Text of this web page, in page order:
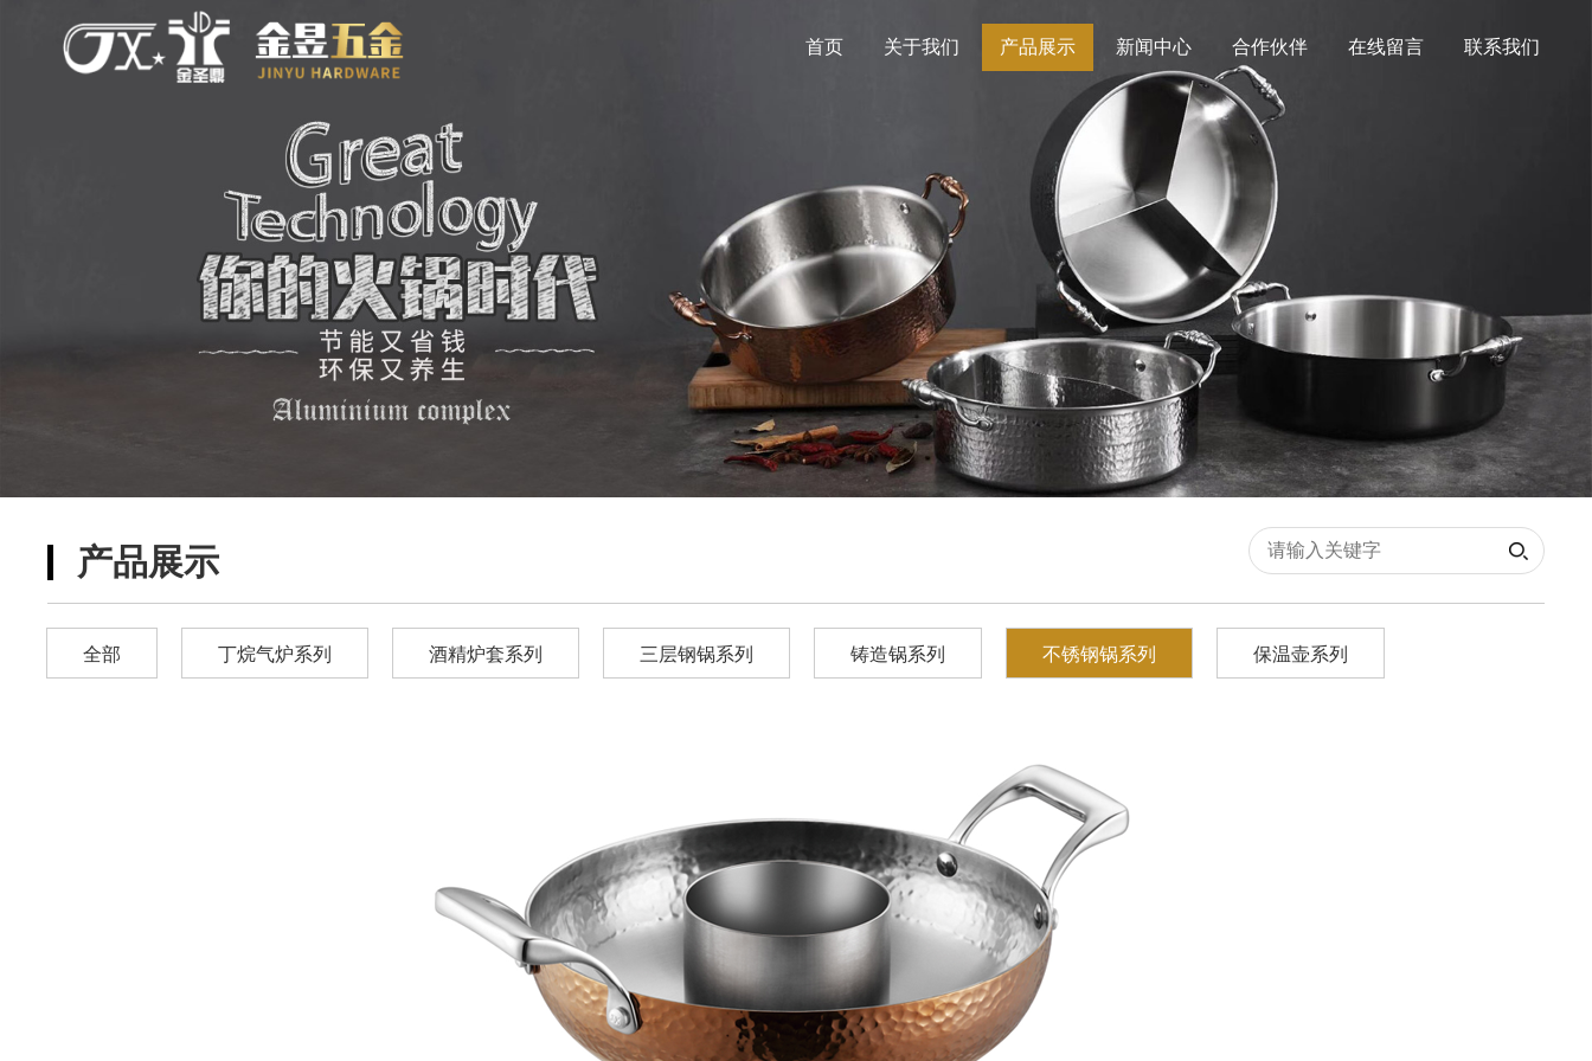
首页 关于我们 产品展示 新闻中心 合作伙伴 在线留言 联系我们
产品展示
全部 丁烷气炉系列 酒精炉套系列 三层钢锅系列 铸造锅系列 不锈钢锅系列 保温壶系列